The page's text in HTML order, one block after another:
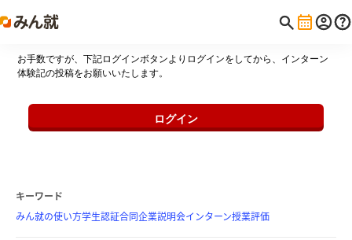
お手数ですが、下記ログインボタンよりログインをしてから、インターン
体験記の投稿をお願いいたします。
ログイン
キーワード
みん就の使い方学生認証合同企業説明会インターン授業評価